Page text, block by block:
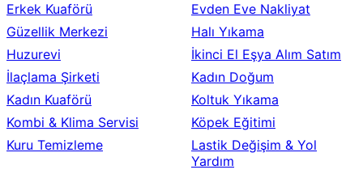
Erkek Kuaförü
Evden Eve Nakliyat
Güzellik Merkezi
Halı Yıkama
Huzurevi
İkinci El Eşya Alım Satım
İlaçlama Şirketi
Kadın Doğum
Kadın Kuaförü
Koltuk Yıkama
Kombi & Klima Servisi
Köpek Eğitimi
Kuru Temizleme
Lastik Değişim & Yol
Yardım